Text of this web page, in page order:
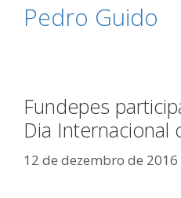
Pedro Guido
Fundepes
Dia Internacional
12 de dezembro de 2016